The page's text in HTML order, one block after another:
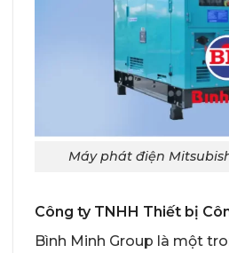
Máy phát điện
Công ty TNHH Thiết bị
Bình Minh Group là một